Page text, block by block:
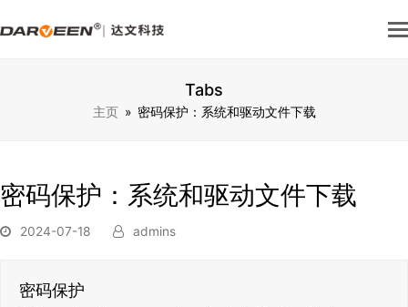
Tabs
主页 » 密码保护：系统和驱动文件下载
密码保护：系统和驱动文件下载
2024-07-18 admins
密码保护